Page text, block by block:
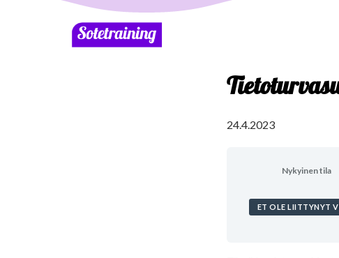
24.4.2023
Nykyinen tila
ET OLE LIITTYNYT